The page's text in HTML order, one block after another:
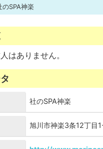
のSPA神楽
はありません。
社のSPA神楽
旭川市神楽3条12丁目